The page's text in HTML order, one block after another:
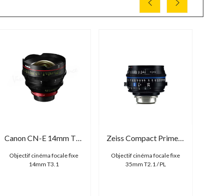
Canon CN-E 14mm T3.1
Objectif cinéma focale fixe
14mm T3.1
Zeiss Compact Prime CP.3 XD - 35mm T2.1
Objectif cinéma focale fixe
35mm T2.1 / PL